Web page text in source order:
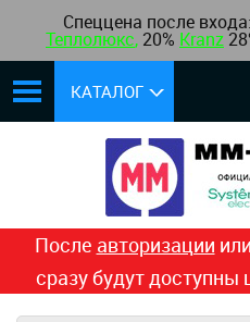
Спеццена после
Теплолюкс, 20% Kranz
КАТАЛОГ
После авторизации или
сразу будут